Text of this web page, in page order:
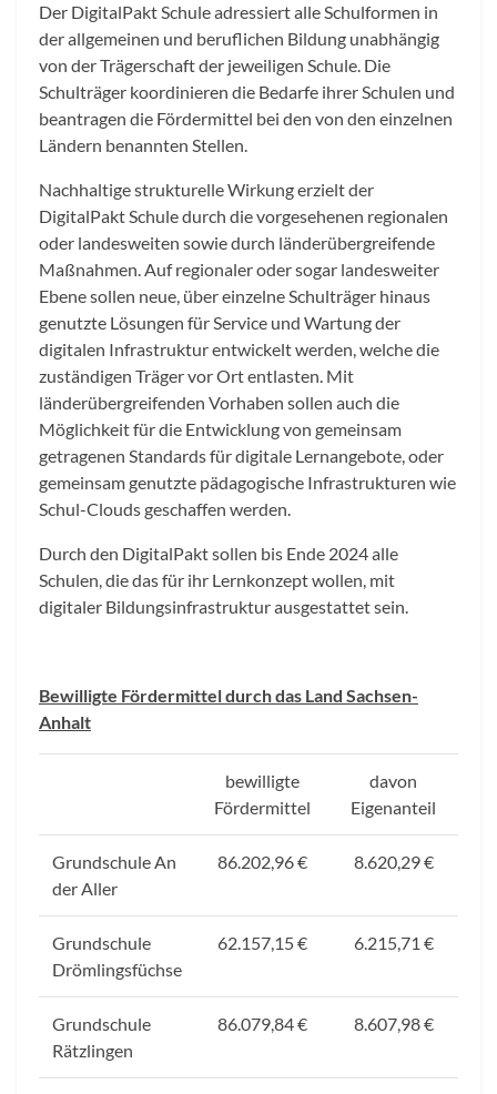
Der DigitalPakt Schule adressiert alle Schulformen in
der allgemeinen und beruflichen Bildung unabhängig
von der Trägerschaft der jeweiligen Schule. Die
Schulträger koordinieren die Bedarfe ihrer Schulen und
beantragen die Fördermittel bei den von den einzelnen
Ländern benannten Stellen.
Nachhaltige strukturelle Wirkung erzielt der
DigitalPakt Schule durch die vorgesehenen regionalen
oder landesweiten sowie durch länderübergreifende
Maßnahmen. Auf regionaler oder sogar landesweiter
Ebene sollen neue, über einzelne Schulträger hinaus
genutzte Lösungen für Service und Wartung der
digitalen Infrastruktur entwickelt werden, welche die
zuständigen Träger vor Ort entlasten. Mit
länderübergreifenden Vorhaben sollen auch die
Möglichkeit für die Entwicklung von gemeinsam
getragenen Standards für digitale Lernangebote, oder
gemeinsam genutzte pädagogische Infrastrukturen wie
Schul-Clouds geschaffen werden.
Durch den DigitalPakt sollen bis Ende 2024 alle
Schulen, die das für ihr Lernkonzept wollen, mit
digitaler Bildungsinfrastruktur ausgestattet sein.
Bewilligte Fördermittel durch das Land Sachsen-
Anhalt
bewilligte
Fördermittel
davon
Eigenanteil
Grundschule An
der Aller
86.202,96 € 8.620,29 €
Grundschule
Drömlingsfüchse
62.157,15 € 6.215,71 €
Grundschule
Rätzlingen
86.079,84 € 8.607,98 €